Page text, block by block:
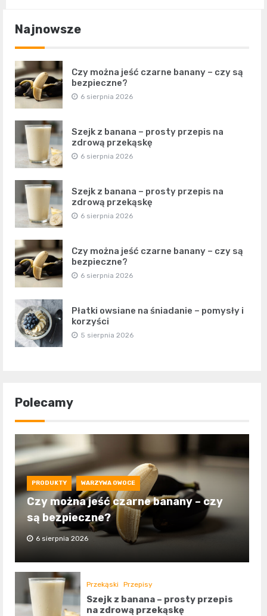
Najnowsze
Czy można jeść czarne banany – czy są
bezpieczne?
6 sierpnia 2026
Szejk z banana – prosty przepis na
zdrową przekąskę
6 sierpnia 2026
Szejk z banana – prosty przepis na
zdrową przekąskę
6 sierpnia 2026
Czy można jeść czarne banany – czy są
bezpieczne?
6 sierpnia 2026
Płatki owsiane na śniadanie – pomysły i
korzyści
5 sierpnia 2026
Polecamy
PRODUKTY WARZYWA OWOCE
Czy można jeść czarne banany – czy
są bezpieczne?
6 sierpnia 2026
Przekąski Przepisy
Szejk z banana – prosty przepis
na zdrową przekąskę